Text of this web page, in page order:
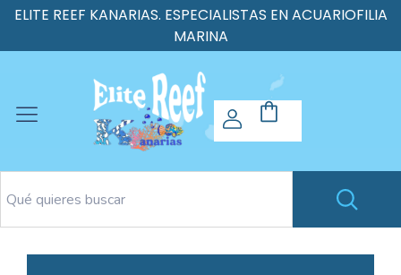
ELITE REEF KANARIAS. ESPECIALISTAS EN ACUARIOFILIA
MARINA